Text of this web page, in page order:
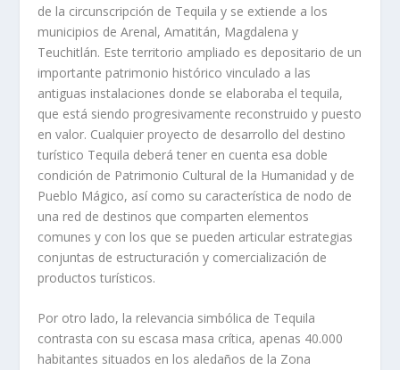
de la circunscripción de Tequila y se extiende a los
municipios de Arenal, Amatitán, Magdalena y
Teuchitlán. Este territorio ampliado es depositario de un
importante patrimonio histórico vinculado a las
antiguas instalaciones donde se elaboraba el tequila,
que está siendo progresivamente reconstruido y puesto
en valor. Cualquier proyecto de desarrollo del destino
turístico Tequila deberá tener en cuenta esa doble
condición de Patrimonio Cultural de la Humanidad y de
Pueblo Mágico, así como su característica de nodo de
una red de destinos que comparten elementos
comunes y con los que se pueden articular estrategias
conjuntas de estructuración y comercialización de
productos turísticos.
Por otro lado, la relevancia simbólica de Tequila
contrasta con su escasa masa crítica, apenas 40.000
habitantes situados en los aledaños de la Zona